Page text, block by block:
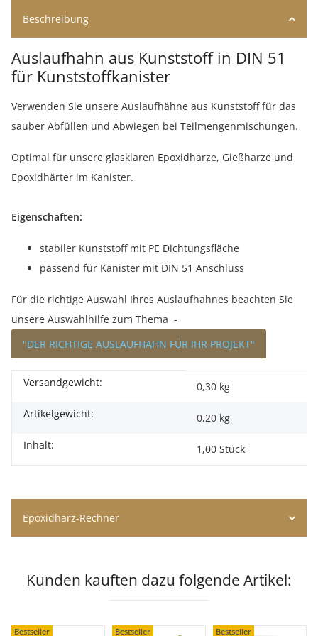
Beschreibung
Auslaufhahn aus Kunststoff in DIN 51
für Kunststoffkanister
Verwenden Sie unsere Auslaufhähne aus Kunststoff für das
sauber Abfüllen und Abwiegen bei Teilmengenmischungen.
Optimal für unsere glasklaren Epoxidharze, Gießharze und
Epoxidhärter im Kanister.
Eigenschaften:
stabiler Kunststoff mit PE Dichtungsfläche
passend für Kanister mit DIN 51 Anschluss
Für die richtige Auswahl Ihres Auslaufhahnes beachten Sie
unsere Auswahlhilfe zum Thema -
"DER RICHTIGE AUSLAUFHAHN FÜR IHR PROJEKT"
Produkteigenschaft
Wert
Versandgewicht:
0,30 kg
Artikelgewicht:
0,20 kg
Inhalt:
1,00 Stück
Epoxidharz-Rechner
Kunden kauften dazu folgende Artikel:
Bestseller Bestseller Bestseller